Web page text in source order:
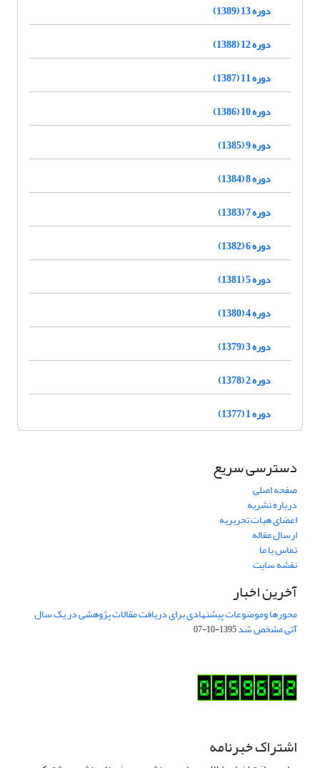
دوره 13 (1389)
دوره 12 (1388)
دوره 11 (1387)
دوره 10 (1386)
دوره 9 (1385)
دوره 8 (1384)
دوره 7 (1383)
دوره 6 (1382)
دوره 5 (1381)
دوره 4 (1380)
دوره 3 (1379)
دوره 2 (1378)
دوره 1 (1377)
دسترسی سریع
صفحه اصلی
درباره نشریه
اعضای هیات تحریریه
ارسال مقاله
تماس با ما
نقشه سایت
آخرین اخبار
محورها وموضوعات پیشنهادی برای دریافت مقالات پژوهشی در یک سال
آتی مشخص شد1395-10-07
اشتراک خبرنامه